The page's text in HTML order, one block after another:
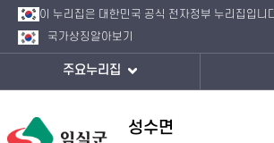
이 누리집은 대한민국 공식 전자정부 누리집입니
국가상징 알아보기
주요누리집
성수면